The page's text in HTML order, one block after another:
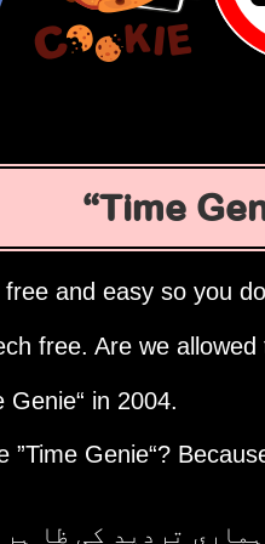
Time
and easy so you
free. Are we
Genie in 2004.
Time Genie ?